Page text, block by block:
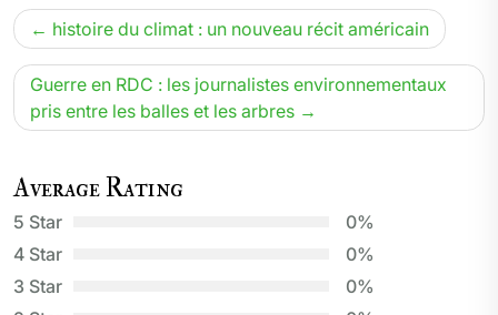
Navigation
de
l’article
histoire du climat : un nouveau récit américain
Guerre en RDC : les journalistes environnementaux
pris entre les balles et les arbres
Average Rating
5 Star
0%
4 Star
0%
3 Star
0%